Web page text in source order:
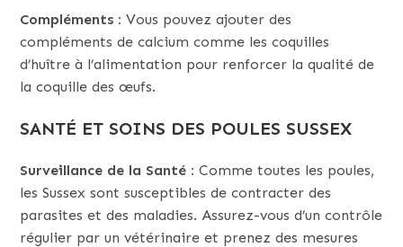
Compléments : Vous pouvez ajouter des
compléments de calcium comme les coquilles
d’huître à l’alimentation pour renforcer la qualité de
la coquille des œufs.
SANTÉ ET SOINS DES POULES SUSSEX
Surveillance de la Santé : Comme toutes les poules,
les Sussex sont susceptibles de contracter des
parasites et des maladies. Assurez-vous d’un contrôle
régulier par un vétérinaire et prenez des mesures